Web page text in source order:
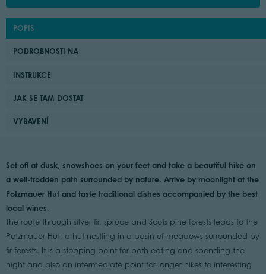
POPIS
PODROBNOSTI NA
INSTRUKCE
JAK SE TAM DOSTAT
VYBAVENÍ
Set off at dusk, snowshoes on your feet and take a beautiful hike on
a well-trodden path surrounded by nature. Arrive by moonlight at the
Potzmauer Hut and taste traditional dishes accompanied by the best
local wines.
The route through silver fir, spruce and Scots pine forests leads to the
Potzmauer Hut, a hut nestling in a basin of meadows surrounded by
fir forests. It is a stopping point for both eating and spending the
night and also an intermediate point for longer hikes to interesting